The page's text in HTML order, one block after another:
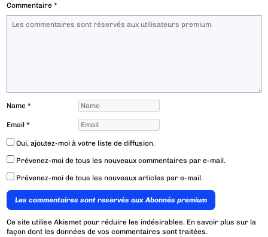
Commentaire*
Name*
Email*
Oui, ajoutez-moi à votre liste de diffusion.
Prévenez-moi de tous les nouveaux commentaires par e-mail.
Prévenez-moi de tous les nouveaux articles par e-mail.
Les commentaires sont reservés aux Abonnés premium
Ce site utilise Akismet pour réduire les indésirables. En savoir plus sur la
façon dont les données de vos commentaires sont traitées.